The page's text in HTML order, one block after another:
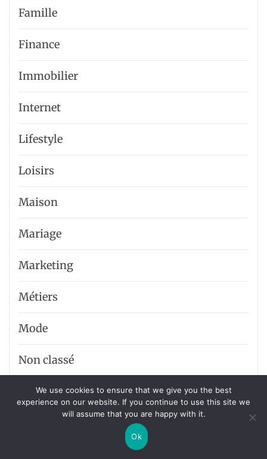
Famille
Finance
Immobilier
Internet
Lifestyle
Loisirs
Maison
Mariage
Marketing
Métiers
Mode
Non classé
Pratique
We use cookies to ensure that we give you the best
experience on our website. If you continue to use this site we
will assume that you are happy with it.
Ok